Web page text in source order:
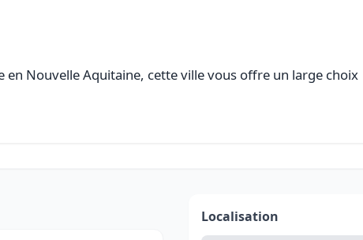
en Nouvelle Aquitaine, cette ville vous offre un large choix
Localisation